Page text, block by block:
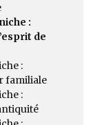
:
de
:
familiale
: